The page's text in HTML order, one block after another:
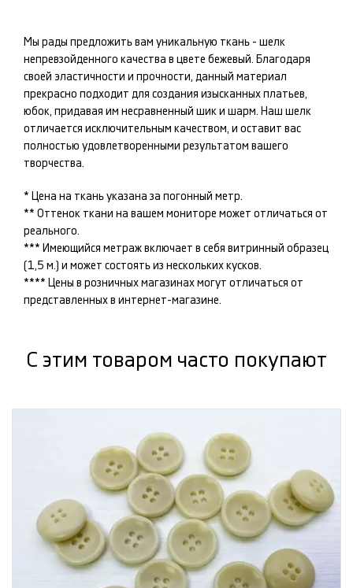
Мы рады предложить вам уникальную ткань - шелк
непревзойденного качества в цвете бежевый. Благодаря
своей эластичности и прочности, данный материал
прекрасно подходит для создания изысканных платьев,
юбок, придавая им несравненный шик и шарм. Наш шелк
отличается исключительным качеством, и оставит вас
полностью удовлетворенными результатом вашего
творчества.
* Цена на ткань указана за погонный метр.
** Оттенок ткани на вашем мониторе может отличаться от
реального.
*** Имеющийся метраж включает в себя витринный образец
(1,5 м.) и может состоять из нескольких кусков.
**** Цены в розничных магазинах могут отличаться от
представленных в интернет-магазине.
С этим товаром часто покупают